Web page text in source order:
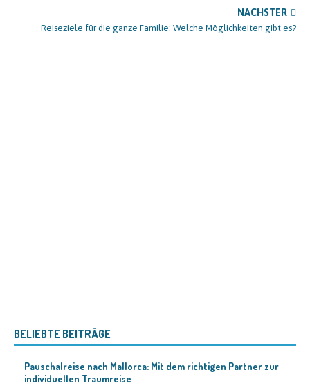
NÄCHSTER
Reiseziele für die ganze Familie: Welche Möglichkeiten gibt es?
BELIEBTE BEITRÄGE
Pauschalreise nach Mallorca: Mit dem richtigen Partner zur
individuellen Traumreise